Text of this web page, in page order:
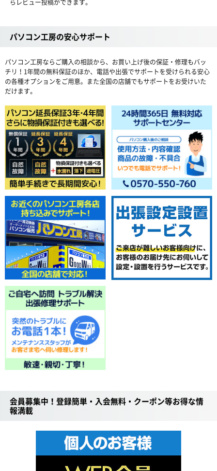
パソコン工房の安心サポート
パソコン工房ならご購入の相談から、お買い上げ後の保証・修理もバッ
チリ！1年間の無料保証のほか、電話や出張でサポートを受けられる安心
の各種オプションをご用意。また全国の店舗でもサポートをお受けいた
だけます。
会員募集中！登録簡単・入会無料・クーポン等お得な情
報満載